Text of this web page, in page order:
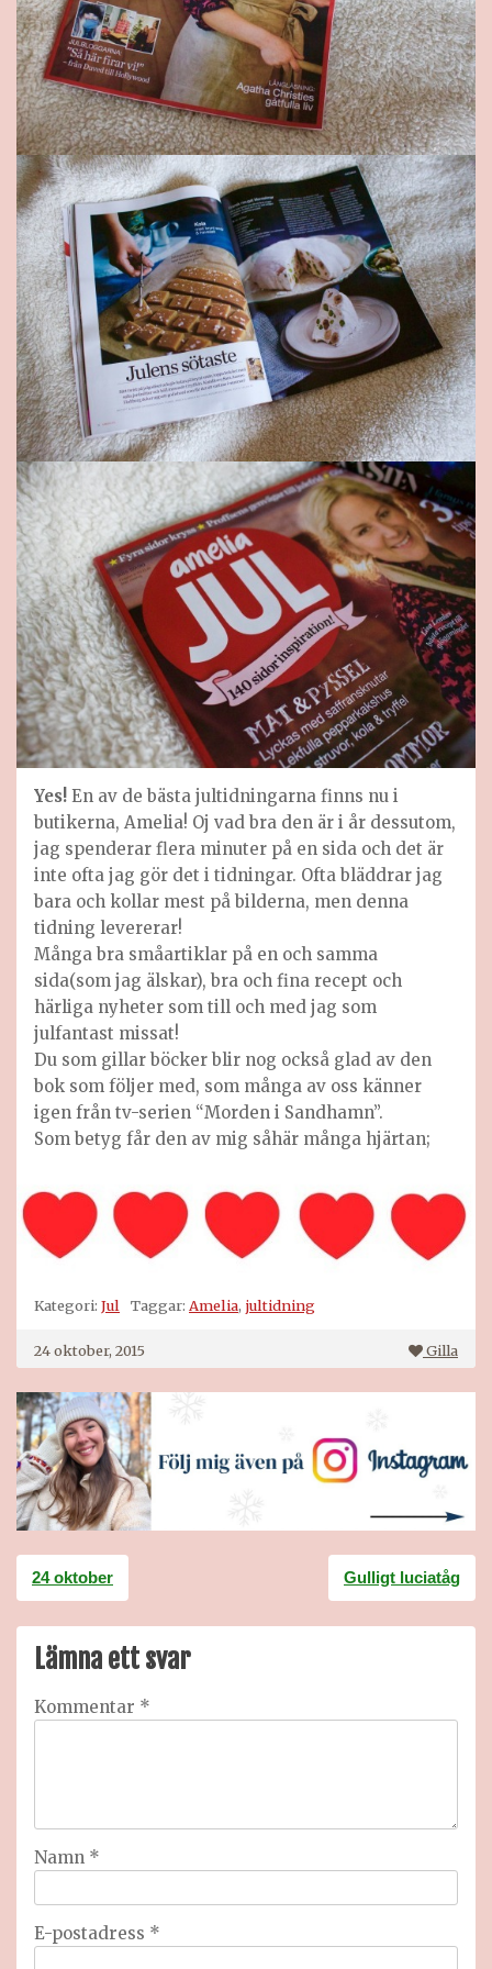
Yes! En av de bästa jultidningarna finns nu i
butikerna, Amelia! Oj vad bra den är i år dessutom,
jag spenderar flera minuter på en sida och det är
inte ofta jag gör det i tidningar. Ofta bläddrar jag
bara och kollar mest på bilderna, men denna
tidning levererar!
Många bra småartiklar på en och samma
sida(som jag älskar), bra och fina recept och
härliga nyheter som till och med jag som
julfantast missat!
Du som gillar böcker blir nog också glad av den
bok som följer med, som många av oss känner
igen från tv-serien “Morden i Sandhamn”.
Som betyg får den av mig såhär många hjärtan;
Kategori: Jul Taggar: Amelia, jultidning
24 oktober, 2015 Gilla
Inläggsnavigering
24 oktober Gulligt luciatåg
Lämna ett svar
Kommentar *
Namn *
E-postadress *